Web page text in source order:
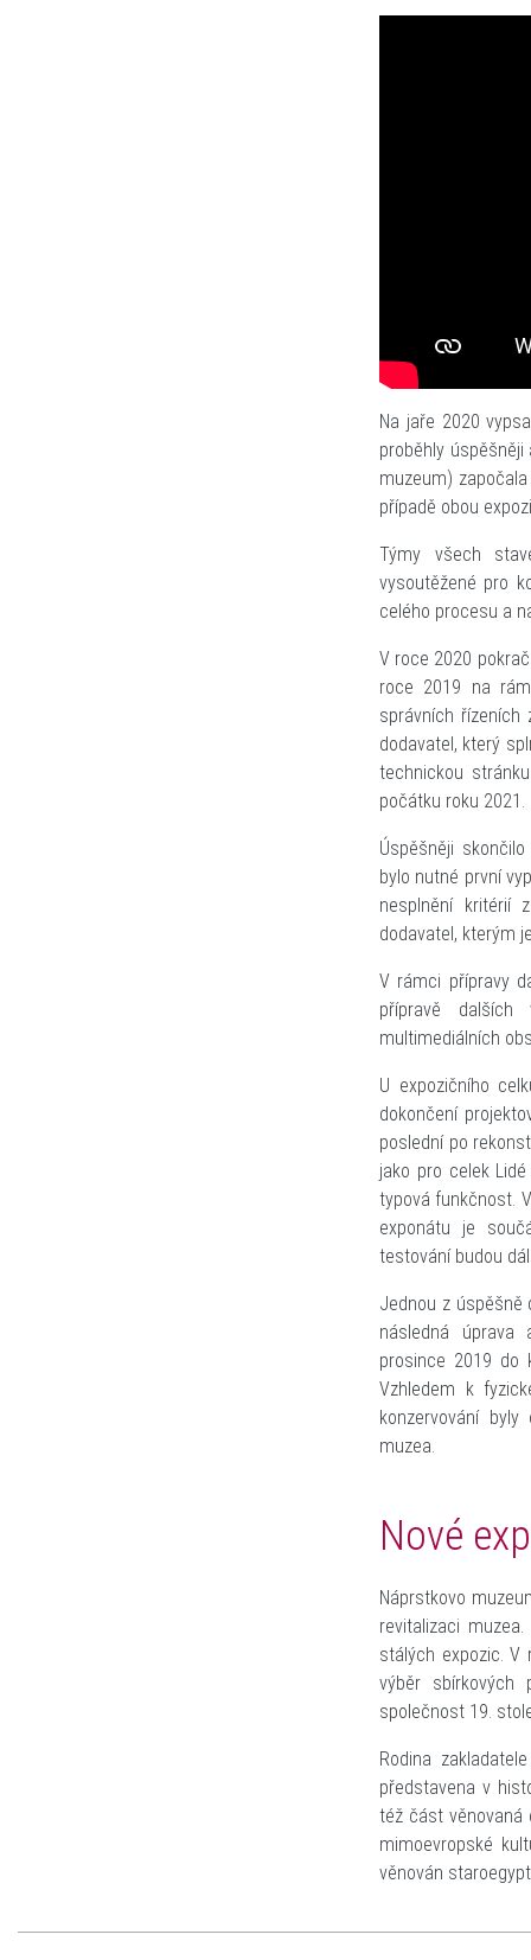
Na jaře 2020
proběhly úspěšněji
muzeum)
případě obou
Týmy všech
vysoutěžené pro
celého procesu a
V roce 2020
roce 2019 na
správních řízeních
dodavatel, který
technickou
počátku roku 2021.
Úspěšněji
bylo nutné první
nesplnění kritérií
dodavatel, kterým
V rámci přípravy
přípravě
multimediálních
U expozičního
dokončení
poslední po
jako pro celek
typová funkčnost.
exponátu je
testování budou
Jednou z úspěšně
následná úprava
prosince 2019 do
Vzhledem k
konzervování
muzea.
Nové
Náprstkovo
revitalizaci
stálých expozic. V
výběr
společnost 19.
Rodina
představena v
též část věnovaná
mimoevropské
věnován